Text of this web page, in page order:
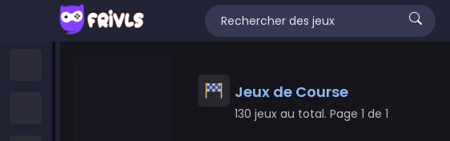
Jeux de Course
130 jeux au total. Page 1 de 1